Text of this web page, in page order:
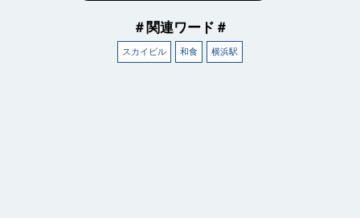
＃関連ワード＃
スカイビル 和食 横浜駅